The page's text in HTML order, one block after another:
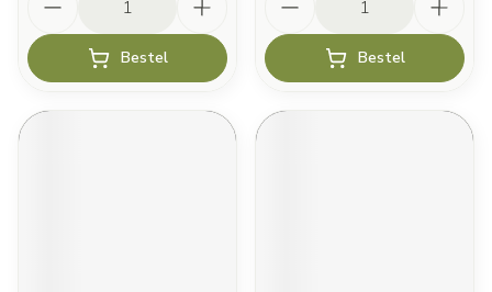
Bestel Bestel